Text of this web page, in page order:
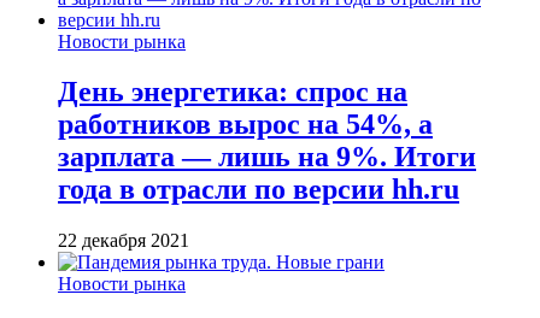
Новости рынка
День энергетика: спрос на
работников вырос на 54%, а
зарплата — лишь на 9%. Итоги
года в отрасли по версии hh.ru
22 декабря 2021
Новости рынка